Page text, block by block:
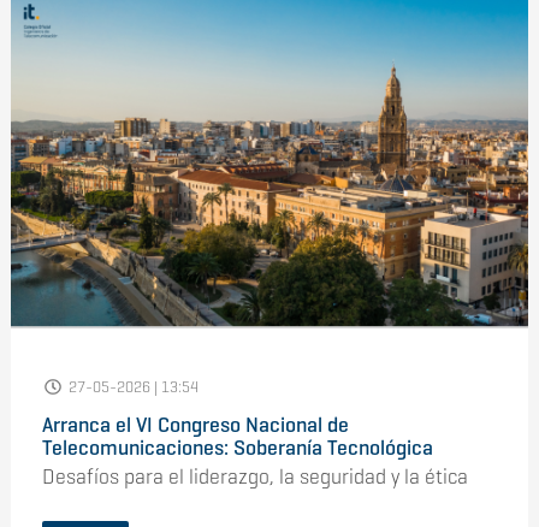
27-05-2026 | 13:54
Arranca el VI Congreso Nacional de
Telecomunicaciones: Soberanía Tecnológica
Desafíos para el liderazgo, la seguridad y la ética